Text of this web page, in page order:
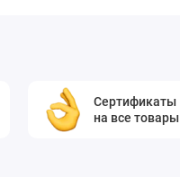
Сертификаты
на все товары